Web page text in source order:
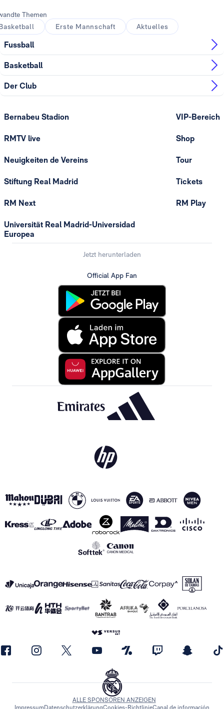
Themen
Erste Mannschaft Aktuelles
Fussball
Basketball
Der Club
Bernabeu Stadion
RMTV live
Neuigkeiten de Vereins
Stiftung Real Madrid
RM Next
Universität Real Madrid-Universidad
Europea
VIP-Bereich
Shop
Tour
Tickets
RM Play
Jetzt herunterladen
Official App Fan
ALLE SPONSOREN ANZEIGEN